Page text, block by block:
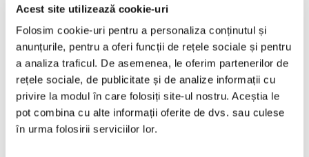
Acest site utilizează cookie-uri
Folosim cookie-uri pentru a personaliza conținutul și
anunțurile, pentru a oferi funcții de rețele sociale și pentru
a analiza traficul. De asemenea, le oferim partenerilor de
rețele sociale, de publicitate și de analize informații cu
privire la modul în care folosiți site-ul nostru. Aceștia le
pot combina cu alte informații oferite de dvs. sau culese
în urma folosirii serviciilor lor.
după mai bine de 80 de ani
7 August 2026